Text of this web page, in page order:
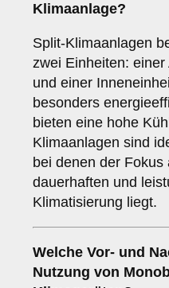
Klimaanlage?
Split-Klimaanlagen
zwei Einheiten:
und einer
besonders
bieten eine hohe
Klimaanlagen sind
bei denen der Fokus
dauerhaften und
Klimatisierung liegt.
Welche Vor- und
Nutzung von